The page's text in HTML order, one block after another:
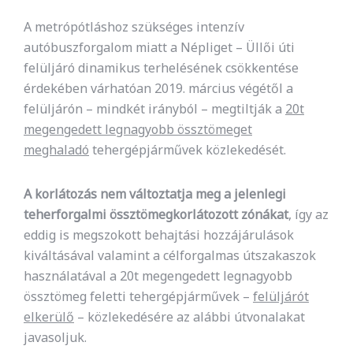
A metrópótláshoz szükséges intenzív
autóbuszforgalom miatt a Népliget – Üllői úti
felüljáró dinamikus terhelésének csökkentése
érdekében várhatóan 2019. március végétől a
felüljárón – mindkét irányból – megtiltják a 20t
megengedett legnagyobb össztömeget
meghaladó tehergépjárművek közlekedését.
A korlátozás nem változtatja meg a jelenlegi
teherforgalmi össztömegkorlátozott zónákat, így az
eddig is megszokott behajtási hozzájárulások
kiváltásával valamint a célforgalmas útszakaszok
használatával a 20t megengedett legnagyobb
össztömeg feletti tehergépjárművek – felüljárót
elkerülő – közlekedésére az alábbi útvonalakat
javasoljuk.